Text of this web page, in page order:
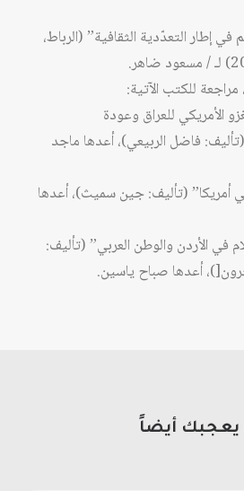
إطار التعدّدية الثقافية” (الرباط،
للكتب الآتية:
الأمريكي للعراق وعودة
(تأليف: فاضل الربيعي)، أعدها ماجد
أمريكا” (تأليف: جين سميث)، أعدها
في الأردن والوطن العربي” (تأليف:
أعدها صباح ياسين.
يعجبك أيضاً